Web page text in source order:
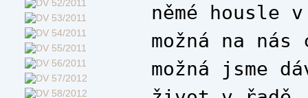
němé housle
možná na
možná jsme